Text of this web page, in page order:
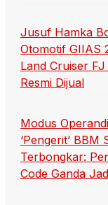
Jusuf Hamka
Otomotif GIIAS
Land Cruiser
Resmi Dijual
Modus
‘Pengerit’ BBM
Terbongkar:
Code Ganda